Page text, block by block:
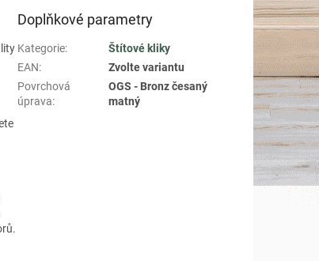
Doplňkové parametry
Kategorie:
Štítové kliky
EAN:
Zvolte variantu
Povrchová
úprava:
OGS - Bronz česaný
matný